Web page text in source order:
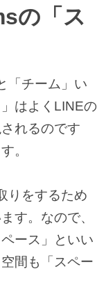
の「ス
「チーム」い
はよくLINEの
れるのです
。
りをするため
す。なので、
ース」といい
間も「スペー